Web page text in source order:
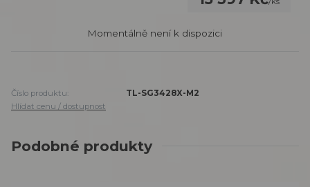
Momentálně není k dispozici
Číslo produktu:
TL-SG3428X-M2
Hlídat cenu / dostupnost
Podobné produkty